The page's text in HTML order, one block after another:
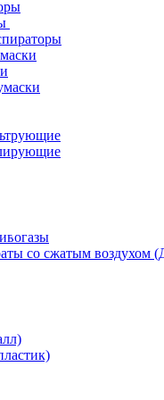
со сжатым воздухом